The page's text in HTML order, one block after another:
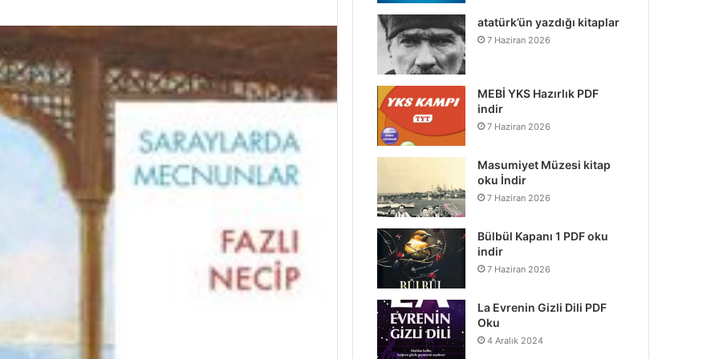
atatürk’ün yazdığı kitaplar
7 Haziran 2026
MEBİ YKS Hazırlık PDF
indir
7 Haziran 2026
Masumiyet Müzesi kitap
oku İndir
7 Haziran 2026
Bülbül Kapanı 1 PDF oku
indir
7 Haziran 2026
La Evrenin Gizli Dili PDF
Oku
4 Aralık 2024